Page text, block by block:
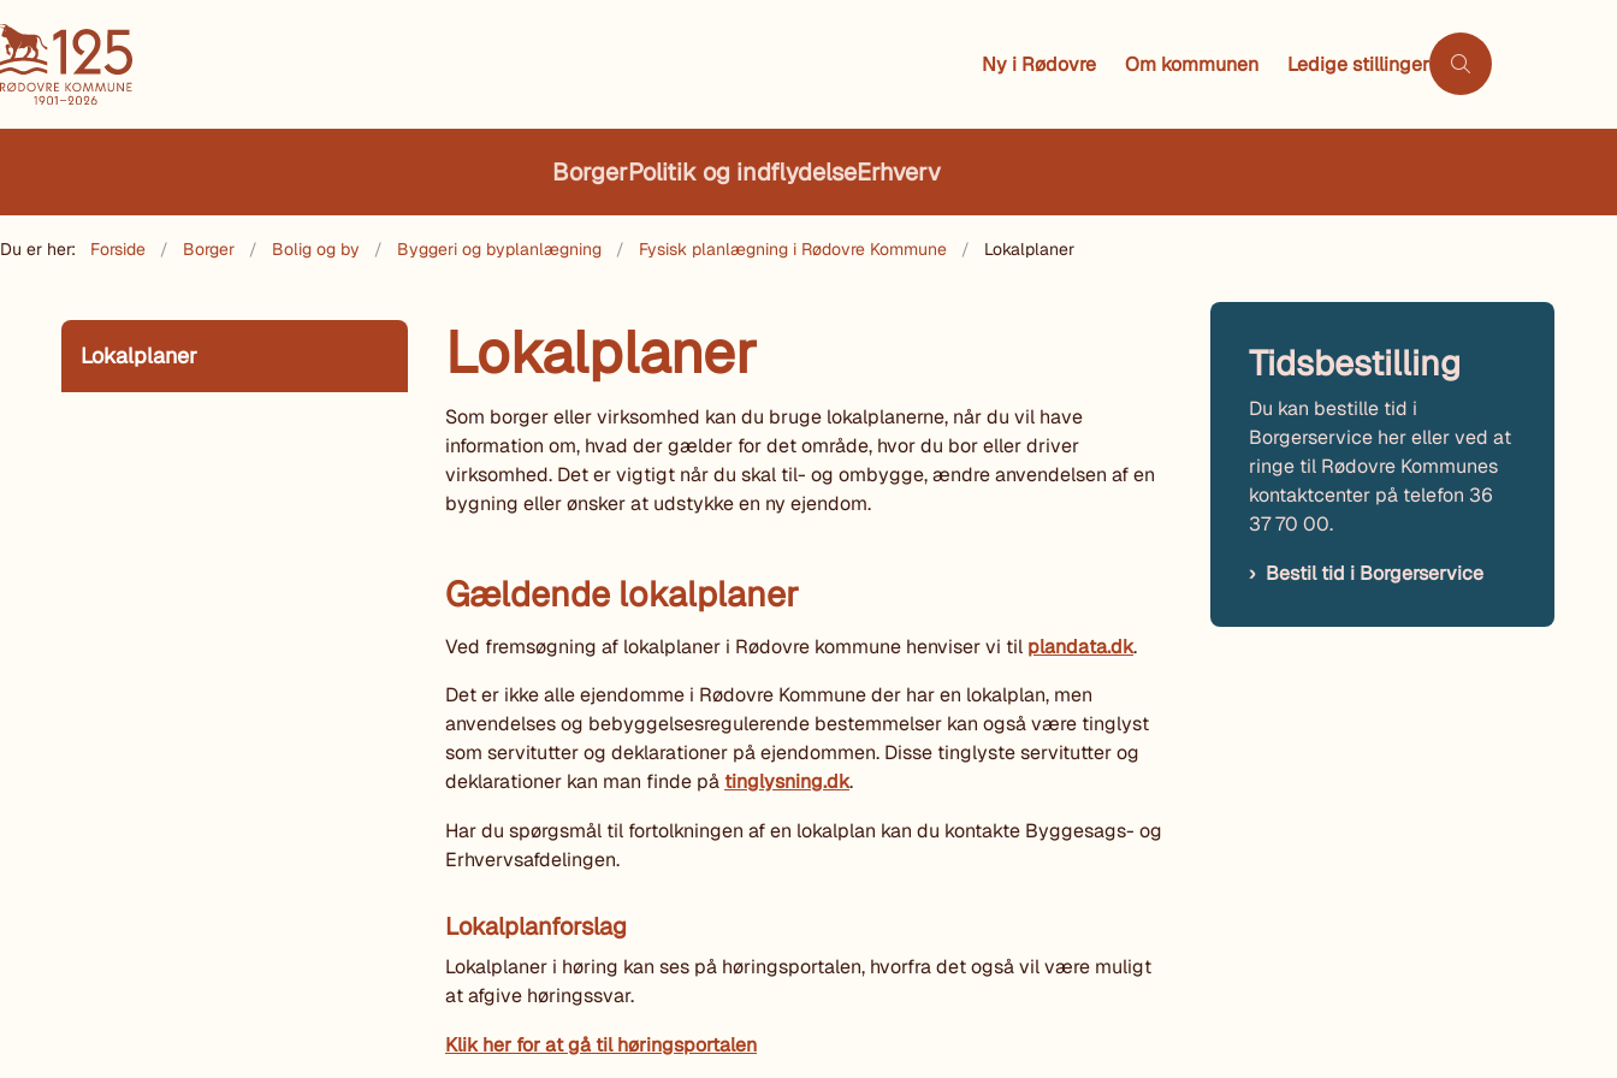
Ny i Rødovre Om kommunen Ledige stillinger
BorgerPolitik og indflydelseErhverv
Du er her: Forside Borger Bolig og by Byggeri og byplanlægning Fysisk planlægning i Rødovre Kommune Lokalplaner
Lokalplaner Lokalplaner
Som borger eller virksomhed kan du bruge lokalplanerne, når du vil have
information om, hvad der gælder for det område, hvor du bor eller driver
virksomhed. Det er vigtigt når du skal til- og ombygge, ændre anvendelsen af en
bygning eller ønsker at udstykke en ny ejendom.
Gældende lokalplaner
Ved fremsøgning af lokalplaner i Rødovre kommune henviser vi til plandata.dk.
Det er ikke alle ejendomme i Rødovre Kommune der har en lokalplan, men
anvendelses og bebyggelsesregulerende bestemmelser kan også være tinglyst
som servitutter og deklarationer på ejendommen. Disse tinglyste servitutter og
deklarationer kan man finde påtinglysning.dk.
Har du spørgsmål til fortolkningen af en lokalplan kan du kontakte Byggesags- og
Erhvervsafdelingen.
Lokalplanforslag
Lokalplaner i høring kan ses på høringsportalen, hvorfra det også vil være muligt
at afgive høringssvar.
Klik her for at gå til høringsportalen
Tidsbestilling
Du kan bestille tid i
Borgerservice her eller ved at
ringe til Rødovre Kommunes
kontaktcenter på telefon 36
37 70 00.
Bestil tid i Borgerservice